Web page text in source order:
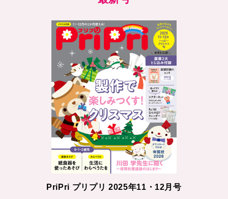
PriPri プリプリ 2025年11・12月号